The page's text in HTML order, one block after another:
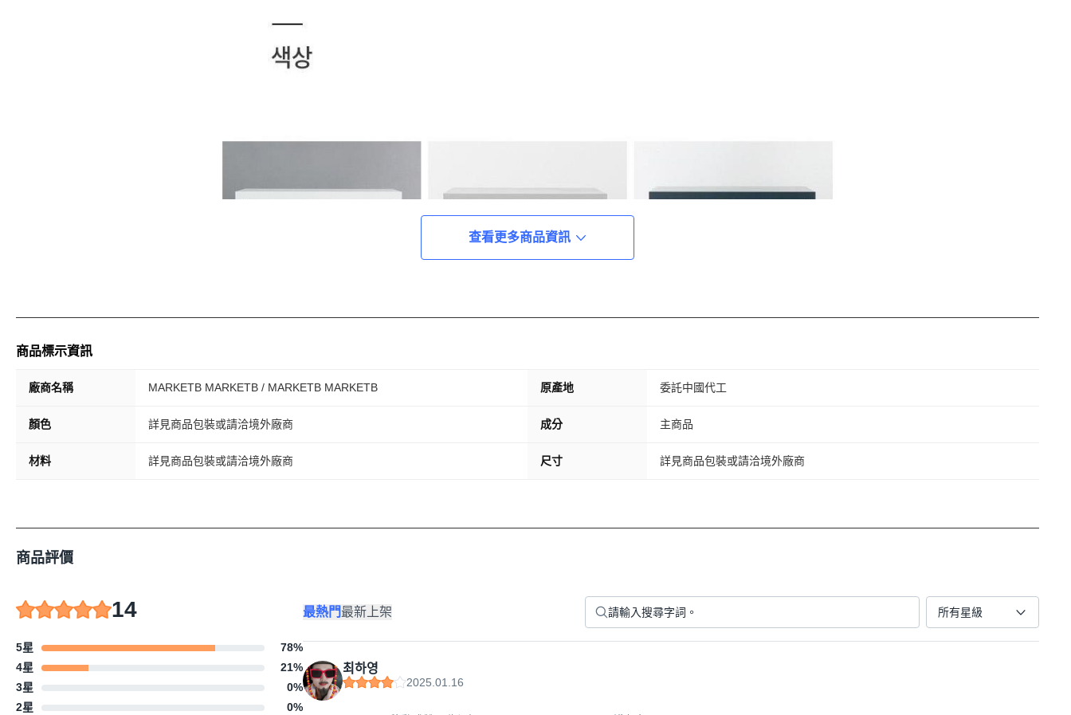
查看更多商品資訊
商品標示資訊
廠商名稱 MARKETB MARKETB / MARKETB MARKETB 原產地 委託中國代工
顏色 詳見商品包裝或請洽境外廠商 成分 主商品
材料 詳見商品包裝或請洽境外廠商 尺寸 詳見商品包裝或請洽境外廠商
商品評價
14
5星 78%
4星
21%
3星
0%
2星
0%
最熱門最新上架 所有星級
최하영
2025.01.16